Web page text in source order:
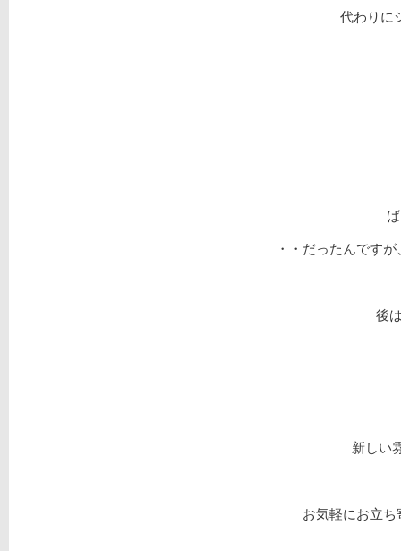
代わりに
・・だったんです
後
新しい
お気軽にお立